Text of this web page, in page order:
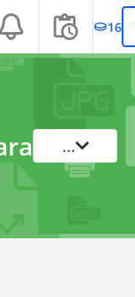
16
...